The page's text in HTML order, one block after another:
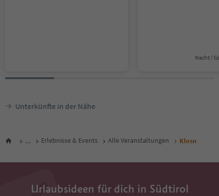
Nacht /
Unterkünfte in der Nähe
... Erlebnisse & Events Alle Veranstaltungen Klosn
Urlaubsideen für dich in Südtirol